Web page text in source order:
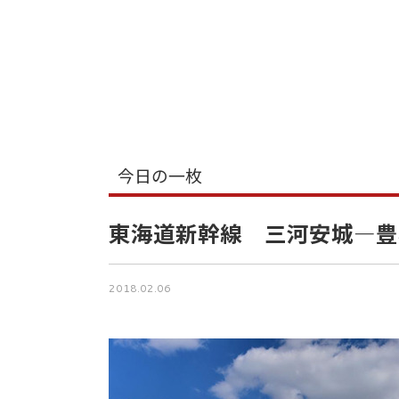
今日の一枚
東海道新幹線 三河安城―
2018.02.06